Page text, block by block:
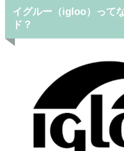
イグルー（igloo）って
ド？